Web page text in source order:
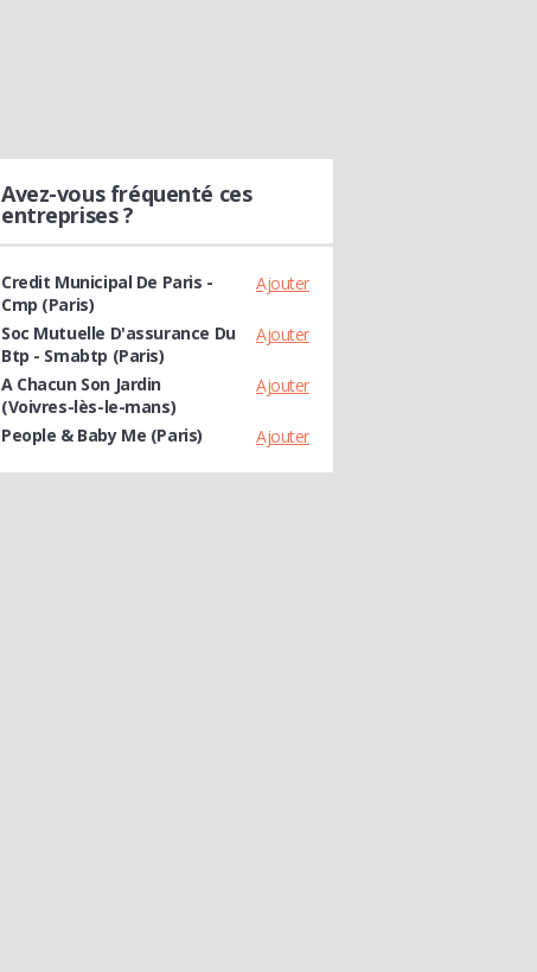
Avez-vous fréquenté ces
entreprises ?
Ajouter
Credit Municipal De Paris -
Cmp (Paris)
Ajouter
Soc Mutuelle D'assurance Du
Btp - Smabtp (Paris)
Ajouter
A Chacun Son Jardin
(Voivres-lès-le-mans)
Ajouter
People & Baby Me (Paris)